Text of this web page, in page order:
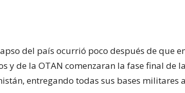
del país ocurrió poco después de que
y de la OTAN comenzaran la fase final de
entregando todas sus bases militares